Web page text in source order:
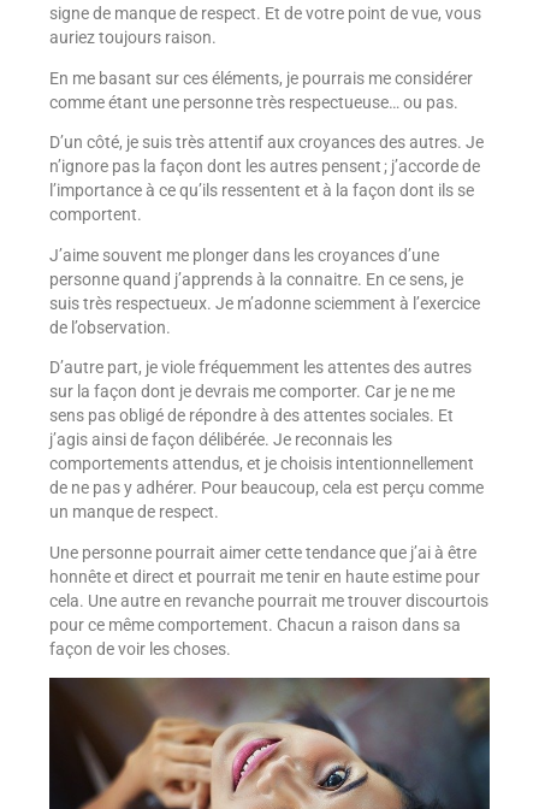
signe de manque de respect. Et de votre point de vue, vous
auriez toujours raison.
En me basant sur ces éléments, je pourrais me considérer
comme étant une personne très respectueuse… ou pas.
D’un côté, je suis très attentif aux croyances des autres. Je
n’ignore pas la façon dont les autres pensent ; j’accorde de
l’importance à ce qu’ils ressentent et à la façon dont ils se
comportent.
J’aime souvent me plonger dans les croyances d’une
personne quand j’apprends à la connaitre. En ce sens, je
suis très respectueux. Je m’adonne sciemment à l’exercice
de l’observation.
D’autre part, je viole fréquemment les attentes des autres
sur la façon dont je devrais me comporter. Car je ne me
sens pas obligé de répondre à des attentes sociales. Et
j’agis ainsi de façon délibérée. Je reconnais les
comportements attendus, et je choisis intentionnellement
de ne pas y adhérer. Pour beaucoup, cela est perçu comme
un manque de respect.
Une personne pourrait aimer cette tendance que j’ai à être
honnête et direct et pourrait me tenir en haute estime pour
cela. Une autre en revanche pourrait me trouver discourtois
pour ce même comportement. Chacun a raison dans sa
façon de voir les choses.